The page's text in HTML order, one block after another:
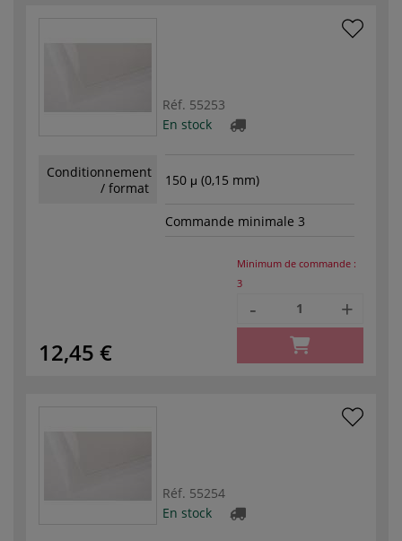
Réf. 55253
En stock
Conditionnement
/ format
150 μ (0,15 mm)
Commande minimale 3
12,45 €
Minimum de commande :
3
- +
Réf. 55254
En stock